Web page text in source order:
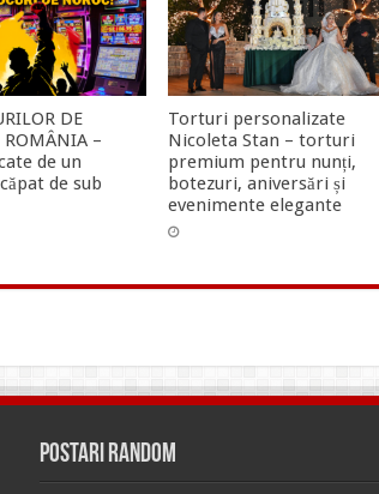
DE
–
de un
de sub
Torturi personalizate
Nicoleta Stan – torturi
premium pentru nunți,
botezuri, aniversări și
evenimente elegante
Postari Random